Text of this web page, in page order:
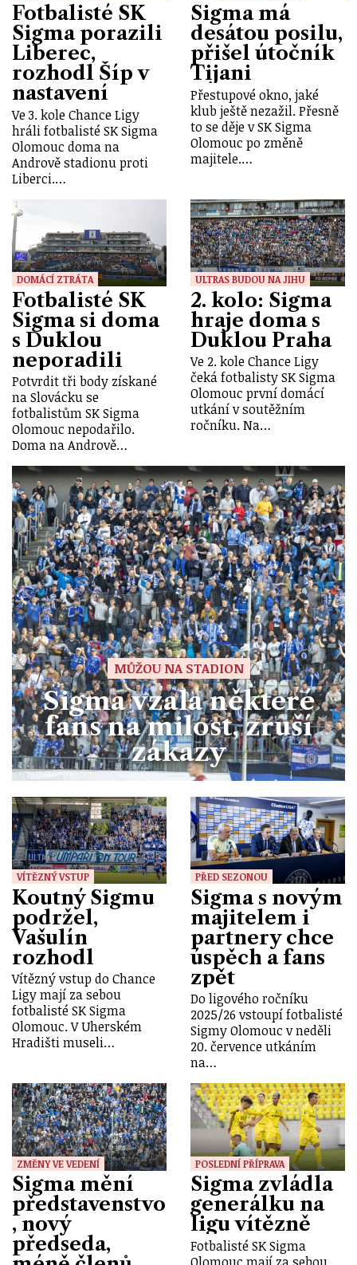
Fotbalisté SK
Sigma porazili
Liberec,
rozhodl Šíp v
nastavení
Ve 3. kole Chance Ligy
hráli fotbalisté SK Sigma
Olomouc doma na
Andrově stadionu proti
Liberci.…
Sigma má
desátou posilu,
přišel útočník
Tijani
Přestupové okno, jaké
klub ještě nezažil. Přesně
to se děje v SK Sigma
Olomouc po změně
majitele.…
DOMÁCÍ ZTRÁTA
Fotbalisté SK
Sigma si doma
s Duklou
neporadili
Potvrdit tři body získané
na Slovácku se
fotbalistům SK Sigma
Olomouc nepodařilo.
Doma na Andrově…
ULTRAS BUDOU NA JIHU
2. kolo: Sigma
hraje doma s
Duklou Praha
Ve 2. kole Chance Ligy
čeká fotbalisty SK Sigma
Olomouc první domácí
utkání v soutěžním
ročníku. Na…
MŮŽOU NA STADION
Sigma vzala některé
fans na milost, zruší
zákazy
VÍTĚZNÝ VSTUP
Koutný Sigmu
podržel,
Vašulín
rozhodl
Vítězný vstup do Chance
Ligy mají za sebou
fotbalisté SK Sigma
Olomouc. V Uherském
Hradišti museli…
PŘED SEZONOU
Sigma s novým
majitelem i
partnery chce
úspěch a fans
zpět
Do ligového ročníku
2025/26 vstoupí fotbalisté
Sigmy Olomouc v neděli
20. července utkáním
na…
ZMĚNY VE VEDENÍ
Sigma mění
představenstvo
, nový
předseda,
POSLEDNÍ PŘÍPRAVA
Sigma zvládla
generálku na
ligu vítězně
Fotbalisté SK Sigma